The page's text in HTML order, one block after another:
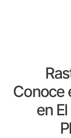
Conoce
en